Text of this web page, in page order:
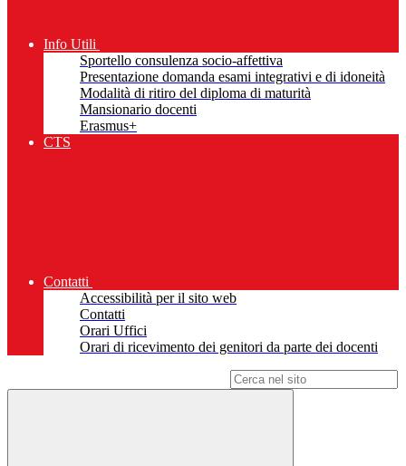
Info Utili
Sportello consulenza socio-affettiva
Presentazione domanda esami integrativi e di idoneità
Modalità di ritiro del diploma di maturità
Mansionario docenti
Erasmus+
CTS
Contatti
Accessibilità per il sito web
Contatti
Orari Uffici
Orari di ricevimento dei genitori da parte dei docenti